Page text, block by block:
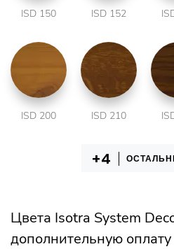
ISD 150 ISD 152
ISD 200 ISD 210
Цвета Isotra System
дополнительную оплату